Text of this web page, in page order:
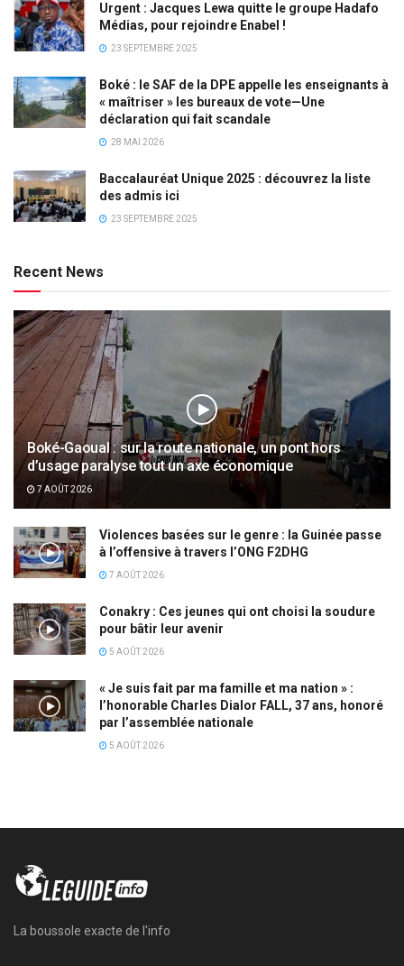
Urgent : Jacques Lewa quitte le groupe Hadafo
Médias, pour rejoindre Enabel !
23 SEPTEMBRE 2025
Boké : le SAF de la DPE appelle les enseignants à
« maîtriser » les bureaux de vote—Une
déclaration qui fait scandale
28 MAI 2026
Baccalauréat Unique 2025 : découvrez la liste
des admis ici
23 SEPTEMBRE 2025
Recent News
Boké-Gaoual : sur la route nationale, un pont hors
d’usage paralyse tout un axe économique
7 AOÛT 2026
Violences basées sur le genre : la Guinée passe
à l’offensive à travers l’ONG F2DHG
7 AOÛT 2026
Conakry : Ces jeunes qui ont choisi la soudure
pour bâtir leur avenir
5 AOÛT 2026
« Je suis fait par ma famille et ma nation » :
l’honorable Charles Dialor FALL, 37 ans, honoré
par l’assemblée nationale
5 AOÛT 2026
La boussole exacte de l'info